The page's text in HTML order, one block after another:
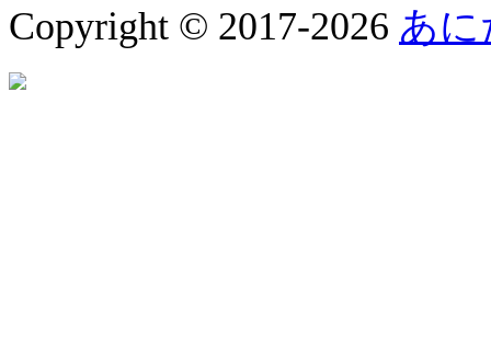
Copyright © 2017-2026 あに